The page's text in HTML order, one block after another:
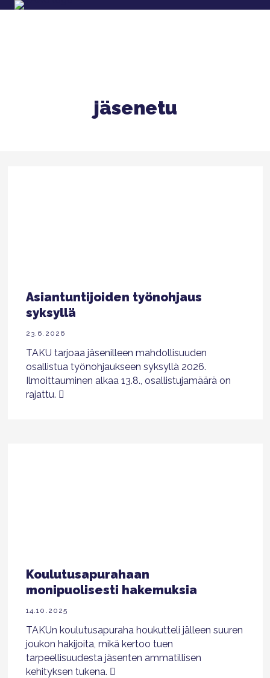
jäsenetu
Asiantuntijoiden työnohjaus
syksyllä
23.6.2026
TAKU tarjoaa jäsenilleen mahdollisuuden
osallistua työnohjaukseen syksyllä 2026.
Ilmoittauminen alkaa 13.8., osallistujamäärä on
rajattu.
Koulutusapurahaan
monipuolisesti hakemuksia
14.10.2025
TAKUn koulutusapuraha houkutteli jälleen suuren
joukon hakijoita, mikä kertoo tuen
tarpeellisuudesta jäsenten ammatillisen
kehityksen tukena.